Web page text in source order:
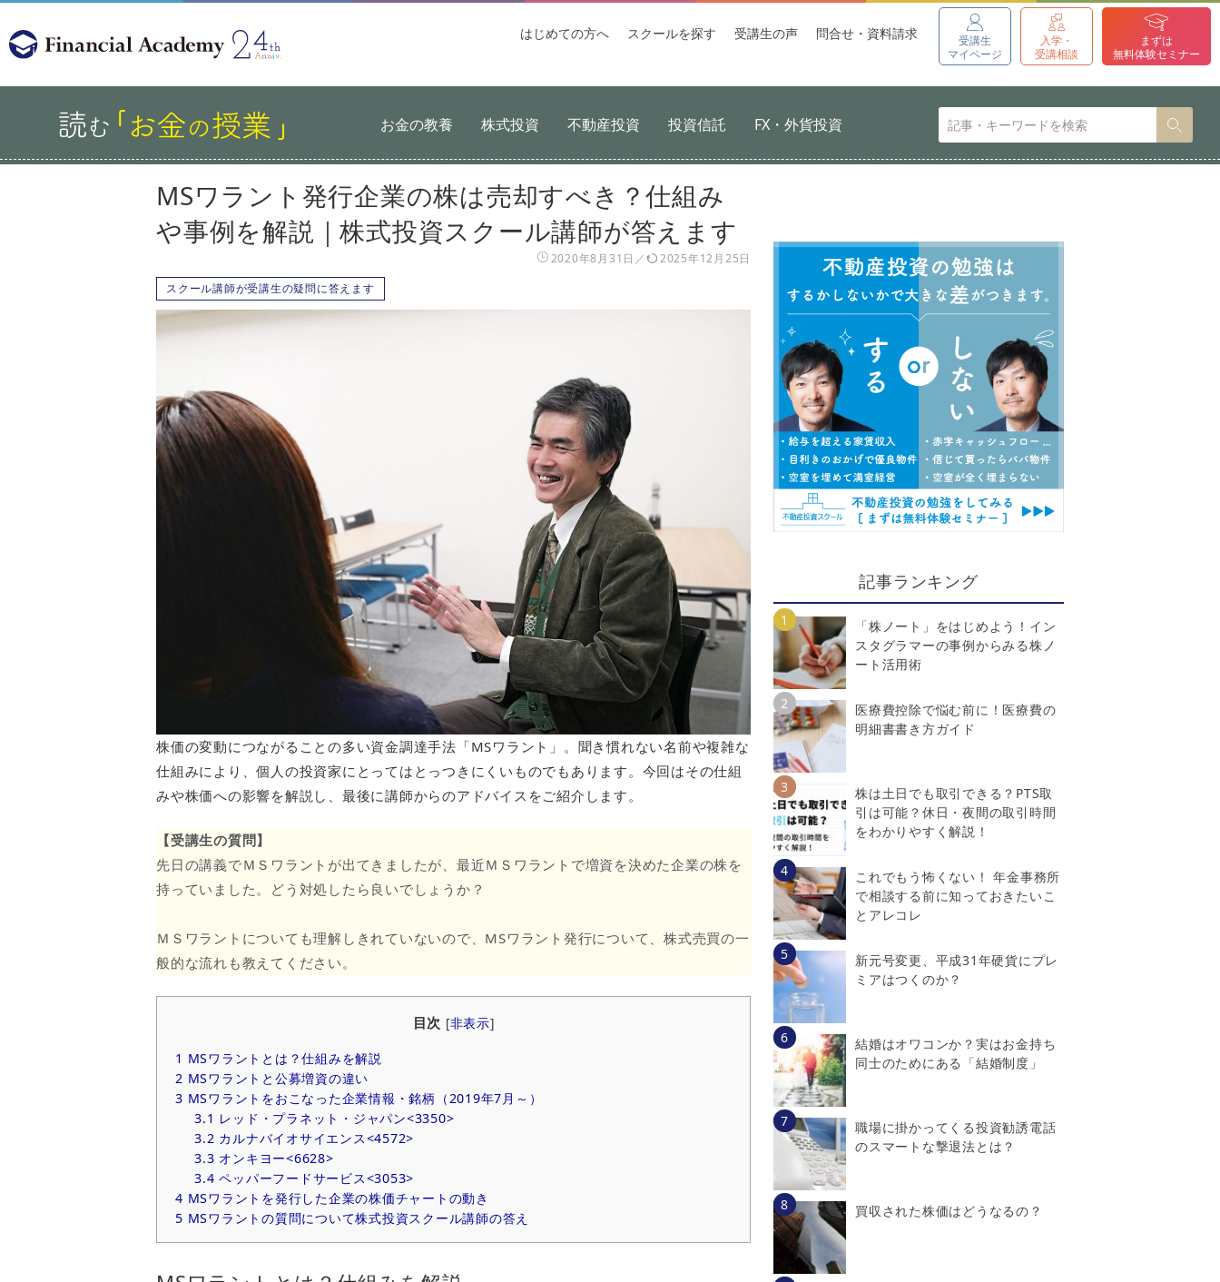
受講生
マイページ
入学・
受講相談
まずは
無料体験セミナー
はじめての方へ スクールを探す 受講生の声 問合せ・資料請求
お金の教養 株式投資 不動産投資 投資信託 FX・外貨投資
MSワラント発行企業の株は売却すべき？仕組み
や事例を解説｜株式投資スクール講師が答えます
2020年8月31日
2025年12月25日
スクール講師が受講生の疑問に答えます
株価の変動につながることの多い資金調達手法「MSワラント」。聞き慣れない名前や複雑な
仕組みにより、個人の投資家にとってはとっつきにくいものでもあります。今回はその仕組
みや株価への影響を解説し、最後に講師からのアドバイスをご紹介します。
【受講生の質問】
先日の講義でＭＳワラントが出てきましたが、最近ＭＳワラントで増資を決めた企業の株を
持っていました。どう対処したら良いでしょうか？
ＭＳワラントについても理解しきれていないので、MSワラント発行について、株式売買の一
般的な流れも教えてください。
目次 [非表示]
1 MSワラントとは？仕組みを解説
2 MSワラントと公募増資の違い
3 MSワラントをおこなった企業情報・銘柄（2019年7月～）
3.1 レッド・プラネット・ジャパン<3350>
3.2 カルナバイオサイエンス<4572>
3.3 オンキヨー<6628>
3.4 ペッパーフードサービス<3053>
4 MSワラントを発行した企業の株価チャートの動き
5 MSワラントの質問について株式投資スクール講師の答え
記事ランキング
「株ノート」をはじめよう！イン
スタグラマーの事例からみる株ノ
ート活用術
医療費控除で悩む前に！医療費の
明細書書き方ガイド
株は土日でも取引できる？PTS取
引は可能？休日・夜間の取引時間
をわかりやすく解説！
これでもう怖くない！ 年金事務所
で相談する前に知っておきたいこ
とアレコレ
新元号変更、平成31年硬貨にプレ
ミアはつくのか？
結婚はオワコンか？実はお金持ち
同士のためにある「結婚制度」
職場に掛かってくる投資勧誘電話
のスマートな撃退法とは？
買収された株価はどうなるの？